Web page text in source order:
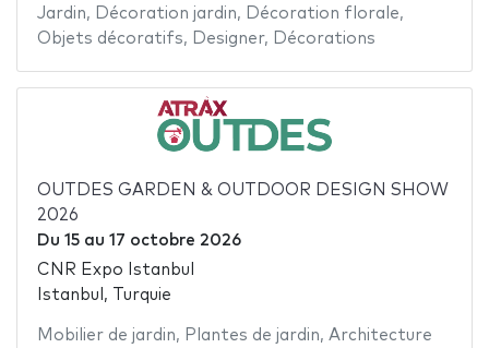
Jardin, Décoration jardin, Décoration florale,
Objets décoratifs, Designer, Décorations
OUTDES GARDEN & OUTDOOR DESIGN SHOW
2026
Du 15au 17 octobre 2026
CNR Expo Istanbul
Istanbul, Turquie
Mobilier de jardin, Plantes de jardin, Architecture